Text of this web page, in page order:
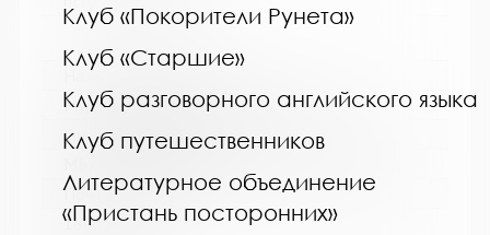
Клуб «Покорители Рунета»
Клуб «Старшие»
Клуб разговорного английского языка
Клуб путешественников
Литературное объединение
«Пристань посторонних»
Название библиотеки:
Мурмашинская городская библиотека
Сокращенное название:
Почтовый индекс:
184355